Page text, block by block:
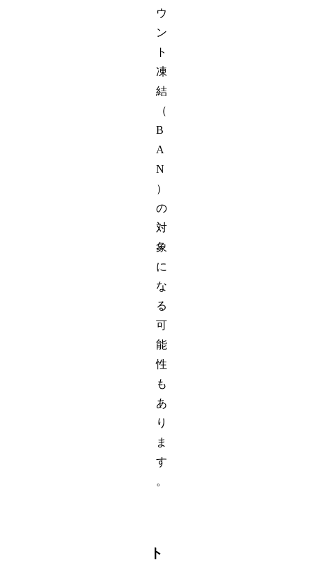
ウ
ン
ト
凍
結
（
B
A
N
）
の
対
象
に
な
る
可
能
性
も
あ
り
ま
す
。
ト